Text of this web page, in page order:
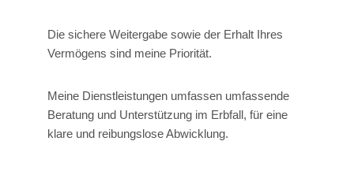
Die sichere Weitergabe sowie der Erhalt Ihres
Vermögens sind meine Priorität.
Meine Dienstleistungen umfassen umfassende
Beratung und Unterstützung im Erbfall, für eine
klare und reibungslose Abwicklung.